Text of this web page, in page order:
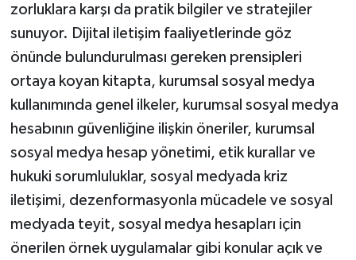
zorluklara karşı da pratik bilgiler ve stratejiler
sunuyor. Dijital iletişim faaliyetlerinde göz
önünde bulundurulması gereken prensipleri
ortaya koyan kitapta, kurumsal sosyal medya
kullanımında genel ilkeler, kurumsal sosyal medya
hesabının güvenliğine ilişkin öneriler, kurumsal
sosyal medya hesap yönetimi, etik kurallar ve
hukuki sorumluluklar, sosyal medyada kriz
iletişimi, dezenformasyonla mücadele ve sosyal
medyada teyit, sosyal medya hesapları için
önerilen örnek uygulamalar gibi konular açık ve